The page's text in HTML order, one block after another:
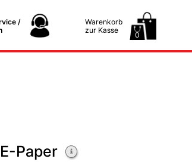
Warenkorb
zur Kasse
0
/
Paper